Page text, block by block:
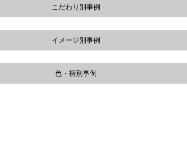
こだわり別事例
イメージ別事例
色・柄別事例